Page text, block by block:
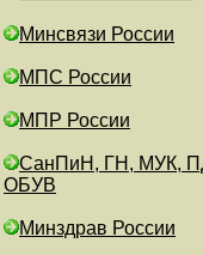
Минсвязи России
МПС России
МПР России
СанПиН, ГН, МУК,
ОБУВ
Минздрав России